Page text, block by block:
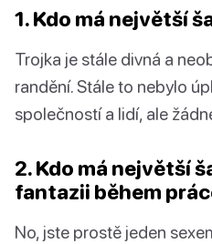
1. Kdo má největší
Trojka je stále divná a
randění. Stále to nebylo
společností a lidí, ale
2. Kdo má největší
fantazii během
No, jste prostě jeden